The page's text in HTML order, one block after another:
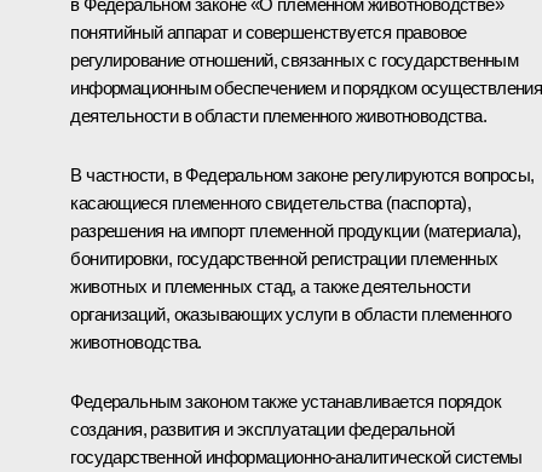
понятийный аппарат и совершенствуется правовое
регулирование отношений, связанных с государственным
информационным обеспечением и порядком осуществления
деятельности в области племенного животноводства.
В частности, в Федеральном законе регулируются вопросы,
касающиеся племенного свидетельства (паспорта),
разрешения на импорт племенной продукции (материала),
бонитировки, государственной регистрации племенных
животных и племенных стад, а также деятельности
организаций, оказывающих услуги в области племенного
животноводства.
Федеральным законом также устанавливается порядок
создания, развития и эксплуатации федеральной
государственной информационно-аналитической системы